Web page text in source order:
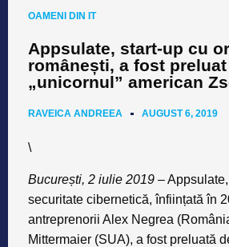
OAMENI DIN IT
Appsulate, start-up cu
românești, a fost preluat
„unicornul” american
RAVEICA ANDREEA AUGUST 6, 2019
\
București, 2 iulie 2019 –
securitate cibernetică, înființată în
antreprenorii Alex Negrea
Mittermaier (SUA), a fost preluată